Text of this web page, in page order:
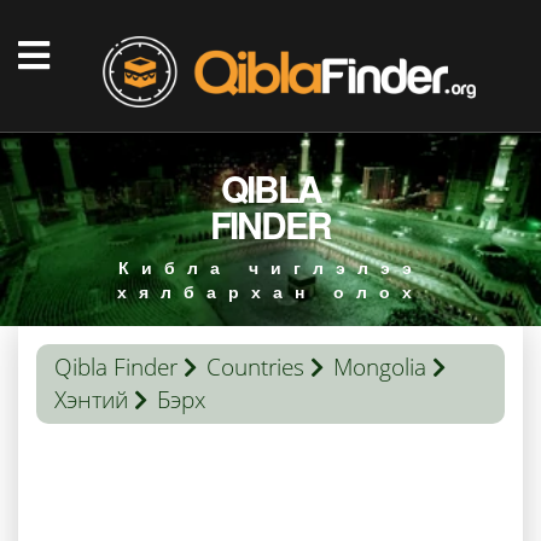
QIBLA
FINDER
Кибла чиглэлээ
хялбархан олох
Qibla Finder Countries
Mongolia
Хэнтий
Бэрх